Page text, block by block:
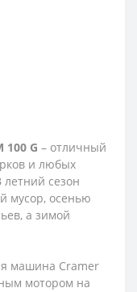
G – отличный
и любых
летний сезон
мусор, осенью
а зимой
машина Cramer
мотором на